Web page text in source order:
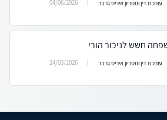
עורכת דין ונוטריון איריס גרבר 04/06/2026
חשש לניכור הורי
עורכת דין ונוטריון איריס גרבר 24/03/2026